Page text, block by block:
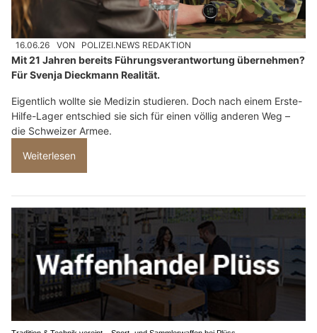
16.06.26 VON POLIZEI.NEWS REDAKTION
Mit 21 Jahren bereits Führungsverantwortung übernehmen?
Für Svenja Dieckmann Realität.
Eigentlich wollte sie Medizin studieren. Doch nach einem Erste-
Hilfe-Lager entschied sie sich für einen völlig anderen Weg –
die Schweizer Armee.
Weiterlesen